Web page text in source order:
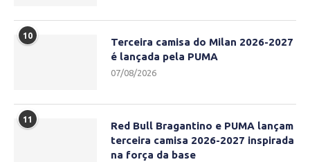
10
Terceira camisa do Milan 2026-2027
é lançada pela PUMA
07/08/2026
11
Red Bull Bragantino e PUMA lançam
terceira camisa 2026-2027 inspirada
na força da base